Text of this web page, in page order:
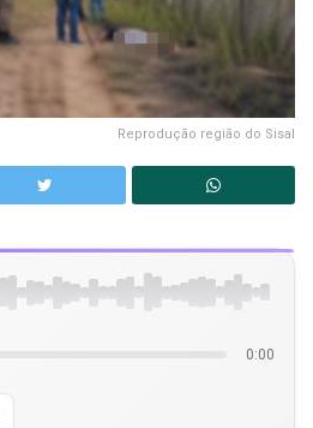
Reprodução região do Sisal
0:00